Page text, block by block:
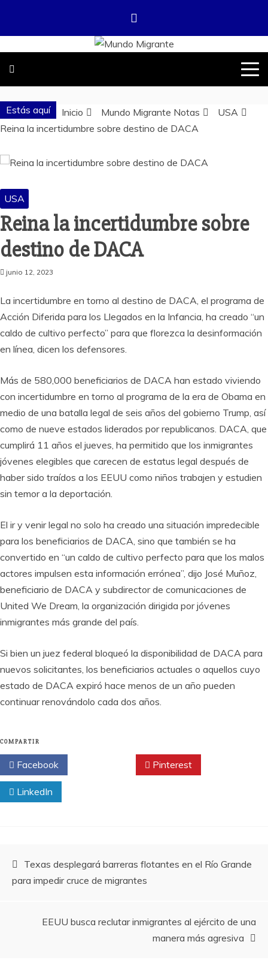
contenido
MUNDO
MIGRANTE
DONDE TODOS SOMOS MIGRANTES
Estás aquí Inicio Mundo Migrante Notas
USA
Reina la incertidumbre sobre destino de DACA
USA
Reina la incertidumbre sobre
destino de DACA
junio 12, 2023
La incertidumbre en torno al destino de DACA, el programa de
Acción Diferida para los Llegados en la Infancia, ha creado “un
caldo de cultivo perfecto” para que florezca la desinformación
en línea, dicen los defensores.
Más de 580,000 beneficiarios de DACA han estado viviendo
con incertidumbre en torno al programa de la era de Obama en
medio de una batalla legal de seis años del gobierno Trump, así
como de nueve estados liderados por republicanos. DACA, que
cumplirá 11 años el jueves, ha permitido que los inmigrantes
jóvenes elegibles que carecen de estatus legal después de
haber sido traídos a los EEUU como niños trabajen y estudien
sin temor a la deportación.
El ir y venir legal no solo ha creado una situación impredecible
para los beneficiarios de DACA, sino que también se ha
convertido en “un caldo de cultivo perfecto para que los malos
actores impulsen esta información errónea”, dijo José Muñoz,
beneficiario de DACA y subdirector de comunicaciones de
United We Dream, la organización dirigida por jóvenes
inmigrantes más grande del país.
Si bien un juez federal bloqueó la disponibilidad de DACA para
nuevos solicitantes, los beneficiarios actuales o aquellos cuyo
estado de DACA expiró hace menos de un año pueden
continuar renovándolo cada dos años.
COMPARTIR
Facebook Pinterest
LinkedIn
Navegación
de
entradas
Texas desplegará barreras flotantes en el Río Grande
para impedir cruce de migrantes
EEUU busca reclutar inmigrantes al ejército de una
manera más agresiva